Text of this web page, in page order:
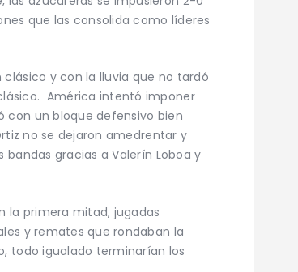
que las consolida como líderes
y con la lluvia que no tardó
América intentó imponer
con un bloque defensivo bien
no se dejaron amedrentar y
gracias a Valerín Loboa y
la primera mitad, jugadas
y remates que rondaban la
todo igualado terminarían los